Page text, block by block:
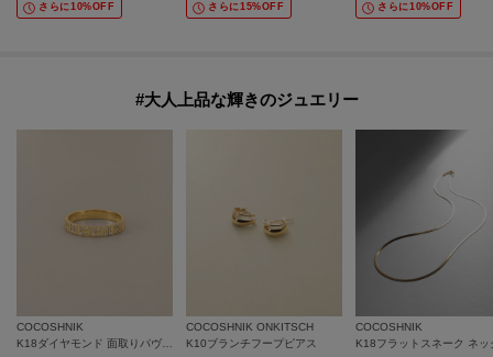
さらに10%OFF さらに15%OFF さらに10%OFF
#大人上品な輝きのジュエリー
COCOSHNIK
COCOSHNIK ONKITSCH
K10ブランチフープピアス
COCOSHNIK